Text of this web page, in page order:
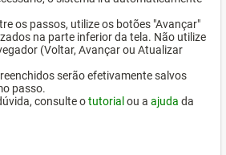
os passos, utilize os botões "Avançar"
na parte inferior da tela. Não utilize
(Voltar, Avançar ou Atualizar
serão efetivamente salvos
passo.
consulte otutorial ou a ajuda da